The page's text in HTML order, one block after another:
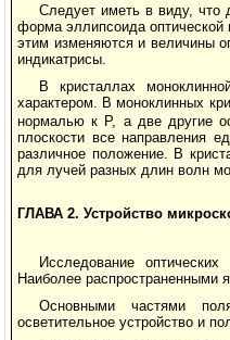
Следует иметь в виду, что
форма эллипсоида
этим изменяются и величины
индикатрисы.
В кристаллах
характером. В моноклинных
нормалью к Р, а две другие
плоскости все направления
различное положение. В
для лучей разных длин волн
ГЛАВА 2. Устройство
Исследование
Наиболее
Основными частями
осветительное устройство и